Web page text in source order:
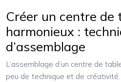
Créer un centre de
harmonieux :
d’assemblage
L’assemblage d’un centre de
peu de technique et de